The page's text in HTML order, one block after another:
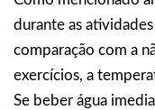
durante as
comparação com a
exercícios, a
Se beber água